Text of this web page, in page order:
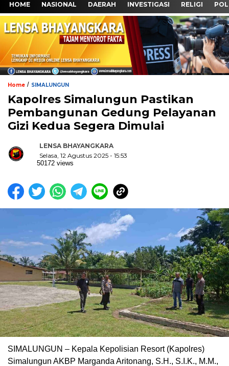
HOME NASIONAL DAERAH INVESTIGASI RELIGI
Home / SIMALUNGUN
Kapolres Simalungun Pastikan
Pembangunan Gedung Pelayanan
Gizi Kedua Segera Dimulai
LENSA BHAYANGKARA
Selasa, 12 Agustus 2025 - 15:53
50172 views
SIMALUNGUN – Kepala Kepolisian Resort (Kapolres)
Simalungun AKBP Marganda Aritonang, S.H., S.I.K., M.M.,